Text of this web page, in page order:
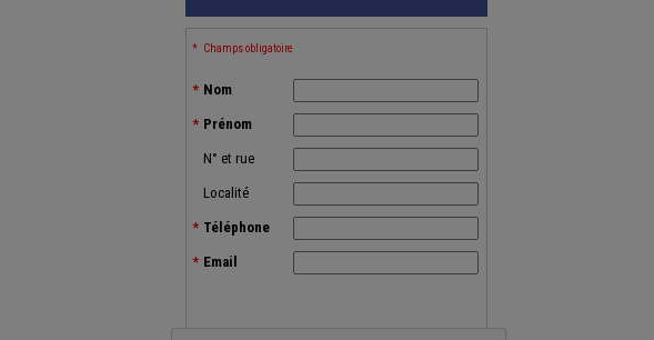
Champs obligatoire
Nom
Prénom
N° et rue
Localité
Téléphone
Email